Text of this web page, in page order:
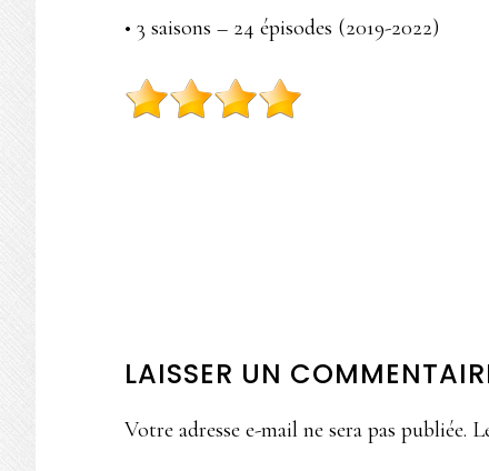
• 3 saisons – 24 épisodes (2019-2022)
INTERACTIONS
DU
LAISSER UN
Votre adresse e-mail ne sera pas publiée.